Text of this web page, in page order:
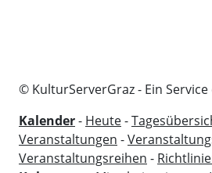
© KulturServerGraz - Ein
Kalender- Heute-
Veranstaltungen -
Veranstaltungsreihen -